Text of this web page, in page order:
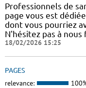
Professionnels de
page vous est
dont vous pourriez
N'hésitez pas à
18/02/2026 15:25
PAGES
relevance: